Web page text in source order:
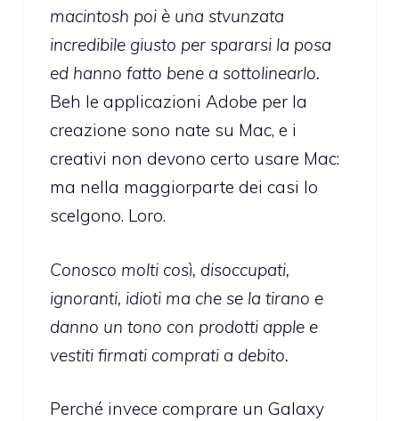
macintosh poi è una stvunzata
incredibile giusto per spararsi la posa
ed hanno fatto bene a sottolinearlo.
Beh le applicazioni Adobe per la
creazione sono nate su Mac, e i
creativi non devono certo usare Mac:
ma nella maggiorparte dei casi lo
scelgono. Loro.
Conosco molti così, disoccupati,
ignoranti, idioti ma che se la tirano e
danno un tono con prodotti apple e
vestiti firmati comprati a debito.
Perché invece comprare un Galaxy